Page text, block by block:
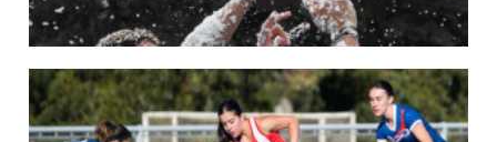
En junio, el seleccionado nacional disputará las últimas dos ventanas de Pro
League 2025-26 en Bélgica e Inglaterra.
18/05/2026
SE DEFINIERON LOS CAMPEONES DE LA PRIMERA FASE DE ...
Del 13 al 17 de mayo se llevó a cabo el torneo que reúne a los mejores clubes del
país.